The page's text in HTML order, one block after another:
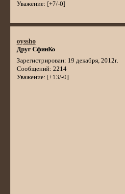
Уважение: [+7/-0]
oyssho
Друг СфинКо
Зарегистрирован: 19 декабря, 2012г.
Сообщений: 2214
Уважение: [+13/-0]